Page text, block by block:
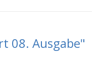
08. Ausgabe"